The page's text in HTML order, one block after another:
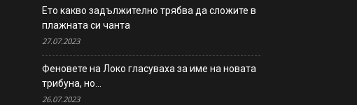
Ето какво задължително трябва да сложите в
плажната си чанта
27.07.2023
Феновете на Локо гласуваха за име на новата
трибуна, но…
26.07.2023